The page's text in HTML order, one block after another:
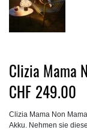
Clizia Mama
CHF 249.00
Clizia Mama Non
Akku. Nehmen sie